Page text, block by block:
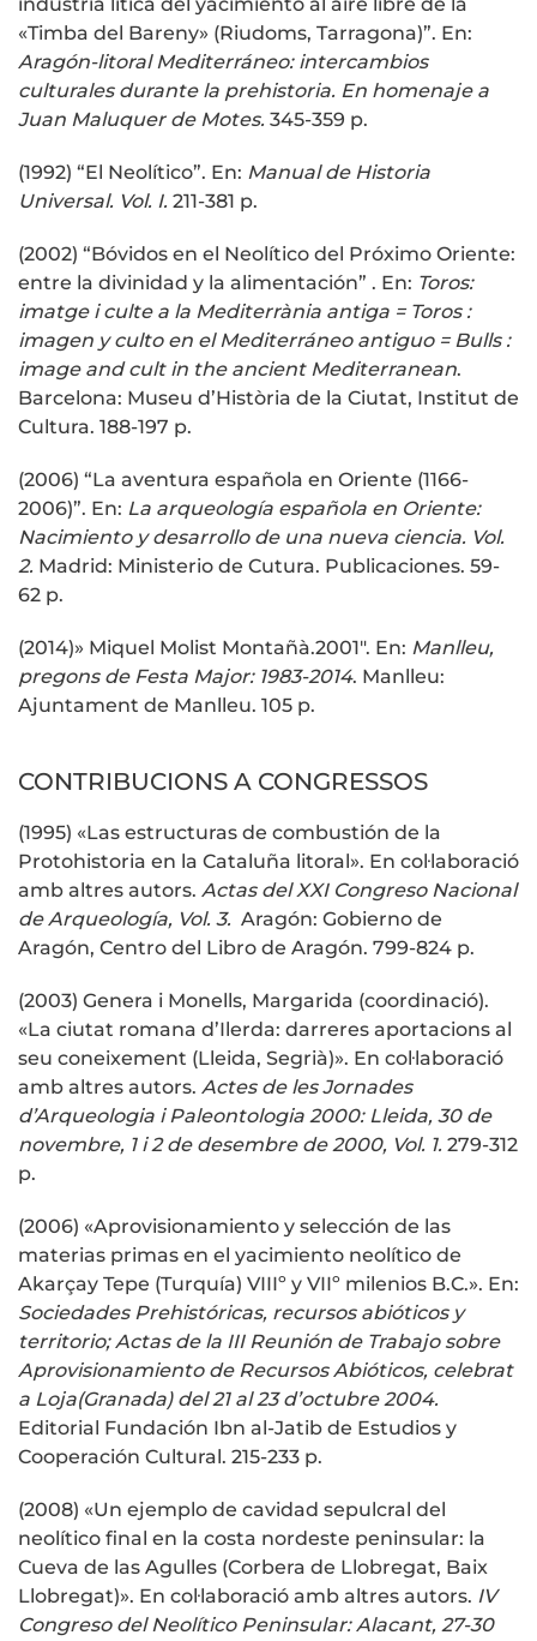
industria lítica del yacimiento al aire libre de la
«Timba del Bareny» (Riudoms, Tarragona)”. En:
Aragón-litoral Mediterráneo: intercambios
culturales durante la prehistoria. En homenaje a
Juan Maluquer de Motes. 345-359 p.
(1992) “El Neolítico”. En: Manual de Historia
Universal. Vol. I. 211-381 p.
(2002) “Bóvidos en el Neolítico del Próximo Oriente:
entre la divinidad y la alimentación” . En: Toros:
imatge i culte a la Mediterrània antiga = Toros :
imagen y culto en el Mediterráneo antiguo = Bulls :
image and cult in the ancient Mediterranean.
Barcelona: Museu d’Història de la Ciutat, Institut de
Cultura. 188-197 p.
(2006) “La aventura española en Oriente (1166-
2006)”. En: La arqueología española en Oriente:
Nacimiento y desarrollo de una nueva ciencia. Vol.
2. Madrid: Ministerio de Cutura. Publicaciones. 59-
62 p.
(2014)» Miquel Molist Montañà.2001″. En: Manlleu,
pregons de Festa Major: 1983-2014. Manlleu:
Ajuntament de Manlleu. 105 p.
CONTRIBUCIONS A CONGRESSOS
(1995) «Las estructuras de combustión de la
Protohistoria en la Cataluña litoral». En col·laboració
amb altres autors. Actas del XXI Congreso Nacional
de Arqueología, Vol. 3. Aragón: Gobierno de
Aragón, Centro del Libro de Aragón. 799-824 p.
(2003) Genera i Monells, Margarida (coordinació).
«La ciutat romana d’Ilerda: darreres aportacions al
seu coneixement (Lleida, Segrià)». En col·laboració
amb altres autors. Actes de les Jornades
d’Arqueologia i Paleontologia 2000: Lleida, 30 de
novembre, 1 i 2 de desembre de 2000, Vol. 1. 279-312
p.
(2006) «Aprovisionamiento y selección de las
materias primas en el yacimiento neolítico de
Akarçay Tepe (Turquía) VIIIº y VIIº milenios B.C.». En:
Sociedades Prehistóricas, recursos abióticos y
territorio; Actas de la III Reunión de Trabajo sobre
Aprovisionamiento de Recursos Abióticos, celebrat
a Loja(Granada) del 21 al 23 d’octubre 2004.
Editorial Fundación Ibn al-Jatib de Estudios y
Cooperación Cultural. 215-233 p.
(2008) «Un ejemplo de cavidad sepulcral del
neolítico final en la costa nordeste peninsular: la
Cueva de las Agulles (Corbera de Llobregat, Baix
Llobregat)». En col·laboració amb altres autors. IV
Congreso del Neolítico Peninsular: Alacant, 27-30